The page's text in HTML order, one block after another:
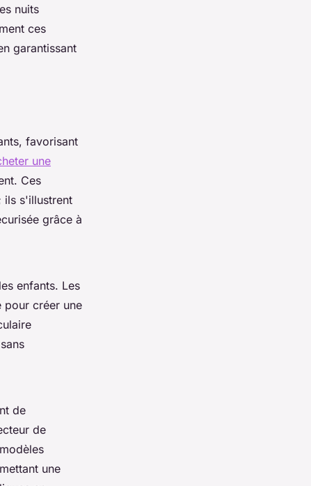
nuits
ces
garantissant
favorisant
une
Ces
ils s'illustrent
grâce à
enfants. Les
pour créer une
de
de
une